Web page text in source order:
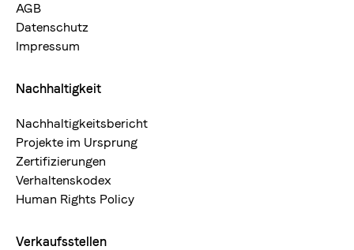
AGB
Datenschutz
Impressum
Nachhaltigkeit
Nachhaltigkeitsbericht
Projekte im Ursprung
Zertifizierungen
Verhaltenskodex
Human Rights Policy
Verkaufsstellen